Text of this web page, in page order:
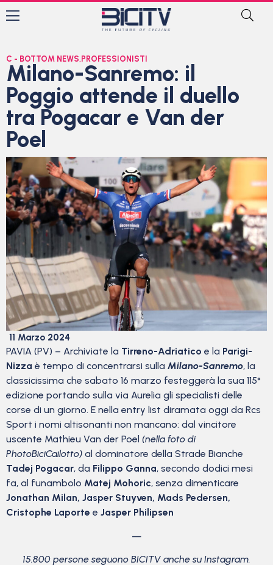
C - BOTTOM NEWS, PROFESSIONISTI
Milano-Sanremo: il
Poggio attende il duello
tra Pogacar e Van der
Poel
11 Marzo 2024
PAVIA (PV) – Archiviate la Tirreno-Adriatico e la Parigi-
Nizza è tempo di concentrarsi sulla Milano-Sanremo, la
classicissima che sabato 16 marzo festeggerà la sua 115°
edizione portando sulla via Aurelia gli specialisti delle
corse di un giorno. E nella entry list diramata oggi da Rcs
Sport i nomi altisonanti non mancano: dal vincitore
uscente Mathieu Van der Poel (nella foto di
PhotoBiciCailotto) al dominatore della Strade Bianche
Tadej Pogacar, da Filippo Ganna, secondo dodici mesi
fa, al funambolo Matej Mohoric, senza dimenticare
Jonathan Milan, Jasper Stuyven, Mads Pedersen,
Cristophe Laporte e Jasper Philipsen
—
15.800 persone seguono BICITV anche su Instagram.